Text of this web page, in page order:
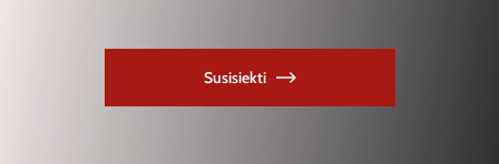
Susisiekti